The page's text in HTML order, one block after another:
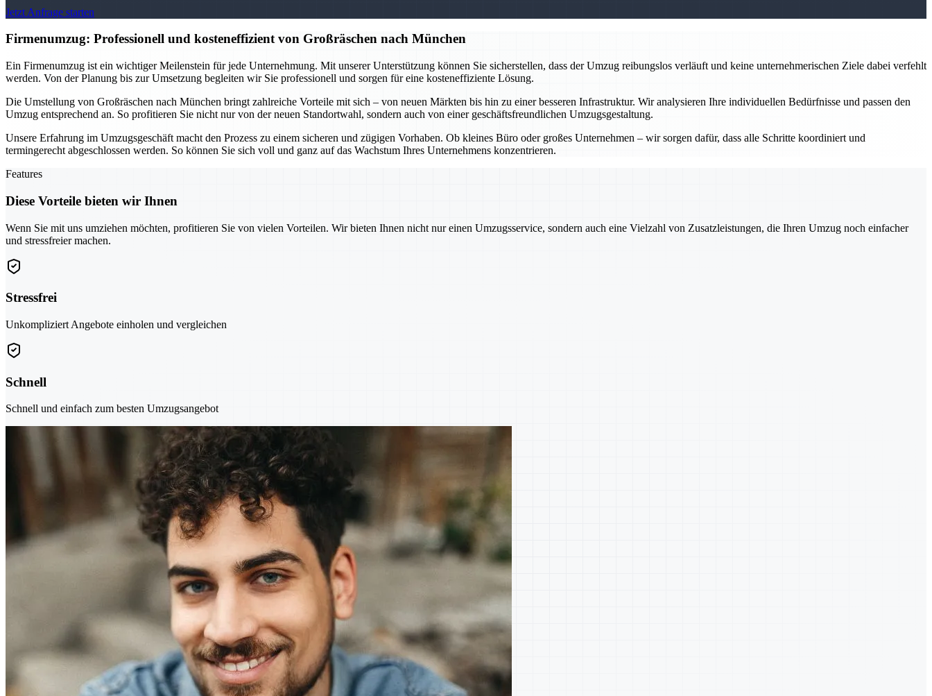
Jetzt Anfrage starten
Firmenumzug: Professionell und kosteneffizient von Großräschen nach München
Ein Firmenumzug ist ein wichtiger Meilenstein für jede Unternehmung. Mit unserer Unterstützung können Sie sicherstellen, dass der Umzug reibungslos verläuft und keine unternehmerischen Ziele dabei verfehlt
werden. Von der Planung bis zur Umsetzung begleiten wir Sie professionell und sorgen für eine kosteneffiziente Lösung.
Die Umstellung von Großräschen nach München bringt zahlreiche Vorteile mit sich – von neuen Märkten bis hin zu einer besseren Infrastruktur. Wir analysieren Ihre individuellen Bedürfnisse und passen den
Umzug entsprechend an. So profitieren Sie nicht nur von der neuen Standortwahl, sondern auch von einer geschäftsfreundlichen Umzugsgestaltung.
Unsere Erfahrung im Umzugsgeschäft macht den Prozess zu einem sicheren und zügigen Vorhaben. Ob kleines Büro oder großes Unternehmen – wir sorgen dafür, dass alle Schritte koordiniert und
termingerecht abgeschlossen werden. So können Sie sich voll und ganz auf das Wachstum Ihres Unternehmens konzentrieren.
Features
Diese Vorteile bieten wir Ihnen
Wenn Sie mit uns umziehen möchten, profitieren Sie von vielen Vorteilen. Wir bieten Ihnen nicht nur einen Umzugsservice, sondern auch eine Vielzahl von Zusatzleistungen, die Ihren Umzug noch einfacher
und stressfreier machen.
Stressfrei
Unkompliziert Angebote einholen und vergleichen
Schnell
Schnell und einfach zum besten Umzugsangebot